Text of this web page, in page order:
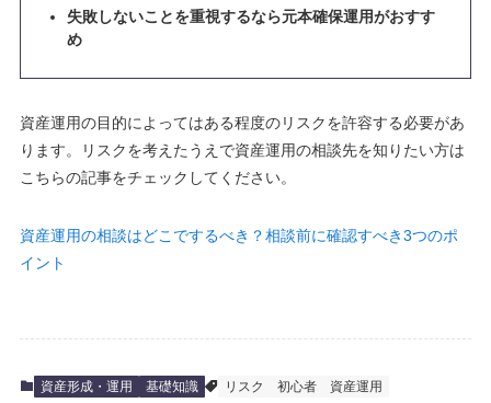
失敗しないことを重視するなら元本確保運用がおすす
め
資産運用の目的によってはある程度のリスクを許容する必要があ
ります。リスクを考えたうえで資産運用の相談先を知りたい方は
こちらの記事をチェックしてください。
資産運用の相談はどこでするべき？相談前に確認すべき3つのポ
イント
資産形成・運用 基礎知識 リスク 初心者 資産運用